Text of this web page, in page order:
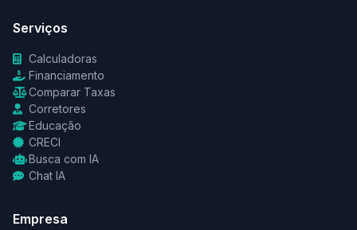
Serviços
Calculadoras
Financiamento
Comparar Taxas
Corretores
Educação
CRECI
Busca com IA
Chat IA
Empresa